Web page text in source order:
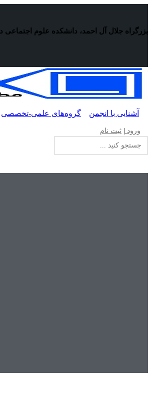
محتوا
بزرگراه جلال آل احمد، دانشکده علوم اجتماعی
آشنایی با انجمن گروه‌های علمی-تخصصی
ورود ثبت نام
جستجو
برای: